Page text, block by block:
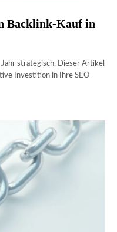
Backlink-Kauf in
strategisch. Dieser Artikel
Investition in Ihre SEO-